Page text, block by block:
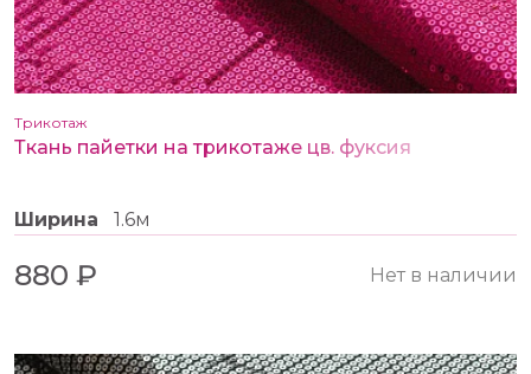
Трикотаж
Ткань пайетки на трикотаже цв. фуксия
Ширина 1.6м
880 ₽ Нет в наличии